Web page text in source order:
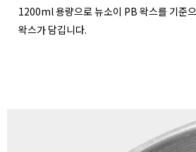
1200ml 용량으로 뉴소이 PB 왁스를 기준
왁스가 담깁니다.